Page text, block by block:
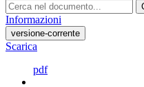
Informazioni
versione-corrente
Scarica
pdf